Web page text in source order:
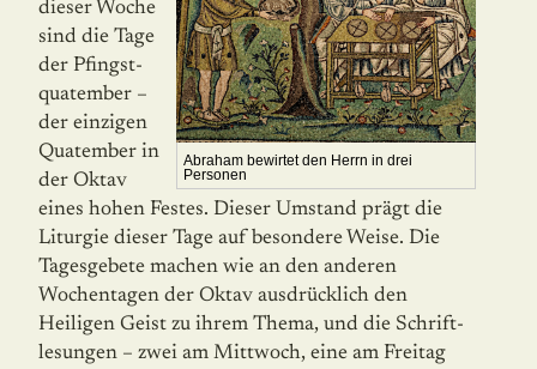
Abraham bewirtet den Herrn in drei
Personen
dieser Woche
sind die Tage
der Pfingst­
qua­tember –
der einzigen
Quatember in
der Oktav
eines hohen Festes. Dieser Umstand prägt die
Liturgie dieser Tage auf besondere Weise. Die
Tagesgebete machen wie an den ande­ren
Wochentagen der Oktav ausdrücklich den
Heiligen Geist zu ihrem Thema, und die Schrift­
lesungen – zwei am Mittwoch, eine am Freitag